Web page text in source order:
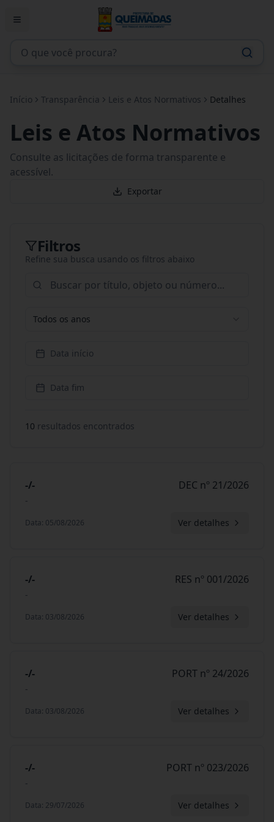
Início Transparência Leis e Atos Normativos Detalhes
Leis e Atos Normativos
Consulte as licitações de forma transparente e
acessível.
Exportar
Filtros
Refine sua busca usando os filtros abaixo
Todos os anos
Data início
Data fim
10 resultados encontrados
-/-
-
DEC nº 21/2026
Data: 05/08/2026 Ver detalhes
-/-
-
RES nº 001/2026
Data: 03/08/2026 Ver detalhes
-/-
-
PORT nº 24/2026
Data: 03/08/2026 Ver detalhes
-/-
-
PORT nº 023/2026
Data: 29/07/2026 Ver detalhes